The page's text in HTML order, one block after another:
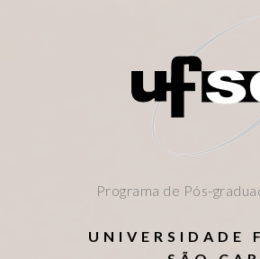
Programa de Pós-
UNIVERSIDADE